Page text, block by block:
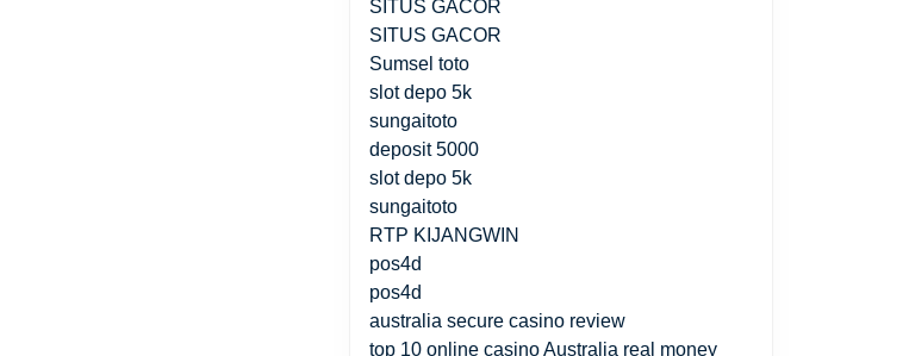
SITUS GACOR
SITUS GACOR
Sumsel toto
slot depo 5k
sungaitoto
deposit 5000
slot depo 5k
sungaitoto
RTP KIJANGWIN
pos4d
pos4d
australia secure casino review
top 10 online casino Australia real money